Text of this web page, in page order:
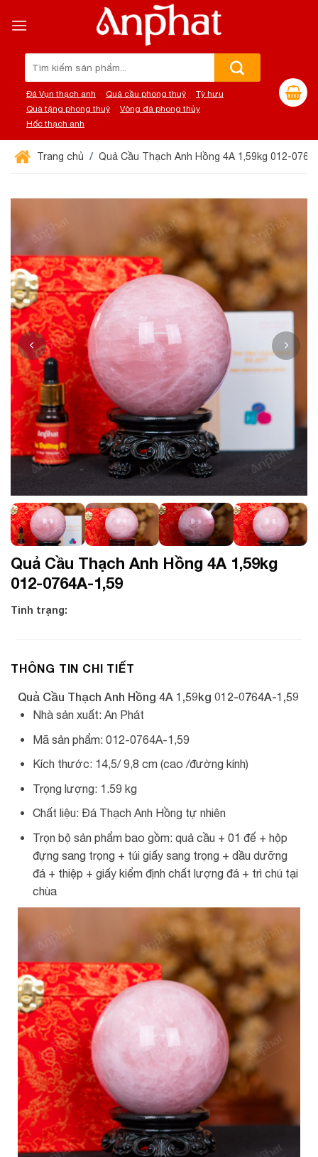
đến
Đá Vụn thạch anh Quả cầu phong thuỷ
Tỳ hưu
Quà tặng phong thuỷ
Vòng đá phong thủy
Hốc thạch anh
Trang chủ Quả Cầu Thạch Anh Hồng 4A 1,59kg 012-
Quả Cầu Thạch Anh Hồng 4A 1,59kg
012-0764A-1,59
Tình trạng:
THÔNG TIN CHI TIẾT
Quả Cầu Thạch Anh Hồng 4A 1,59kg 012-0764A-1,59
Nhà sản xuất: An Phát
Mã sản phẩm: 012-0764A-1,59
Kích thước: 14,5/ 9,8 cm (cao /đường kính)
Trọng lượng: 1.59 kg
Chất liệu: Đá Thạch Anh Hồng tự nhiên
Trọn bộ sản phẩm bao gồm: quả cầu + 01 đế + hộp
đựng sang trọng + túi giấy sang trọng + dầu dưỡng
đá + thiệp + giấy kiểm định chất lượng đá + trì chú tại
chùa